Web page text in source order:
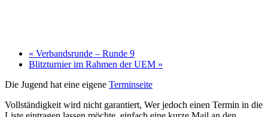
« Verbandsrunde – Runde 9
Blitzturnier im Rahmen der UEM »
Die Jugend hat eine eigene Terminseite
Vollständigkeit wird nicht garantiert, Wer jedoch einen Termin in die